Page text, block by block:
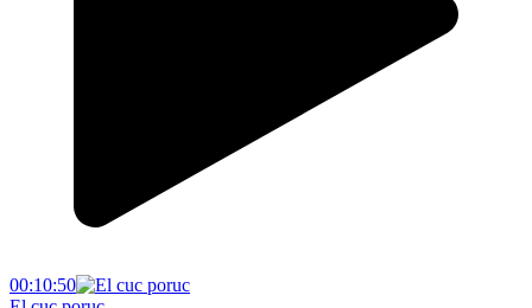
00:10:50